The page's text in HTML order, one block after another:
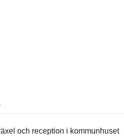
och reception i kommunhuset